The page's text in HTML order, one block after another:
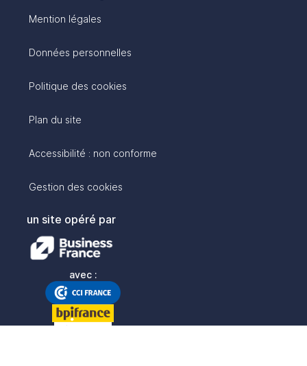
Mention légales
Données personnelles
Politique des cookies
Plan du site
Accessibilité : non conforme
Gestion des cookies
un site opéré par
avec :